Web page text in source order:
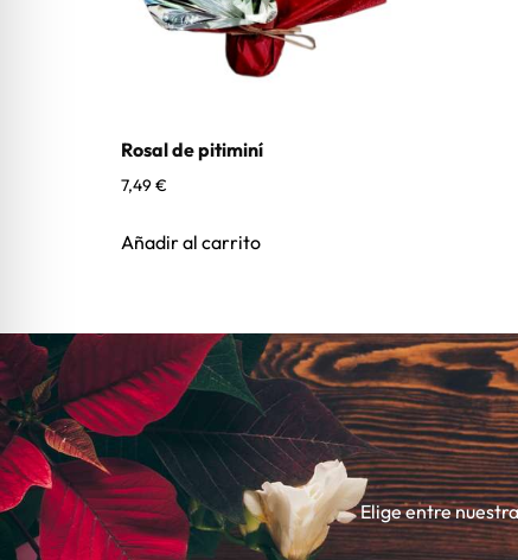
Rosal de pitiminí
7,49€
Añadir al carrito
Elige entre